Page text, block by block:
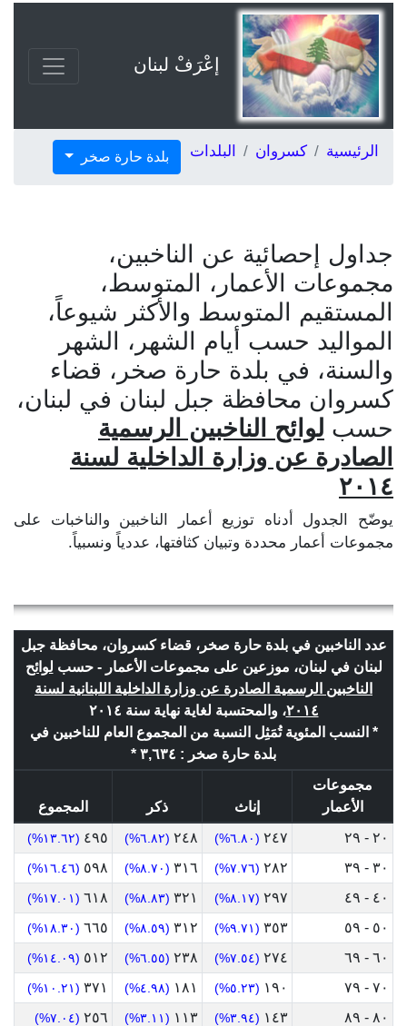
إعْرَفْ لبنان
الرئيسية كسروان البلدات بلدة حارة صخر
جداول إحصائية عن الناخبين،
مجموعات الأعمار، المتوسط،
المستقيم المتوسط والأكثر شيوعاً،
المواليد حسب أيام الشهر، الشهر
والسنة، في بلدة حارة صخر، قضاء
كسروان محافظة جبل لبنان في لبنان،
حسب لوائح الناخبين الرسمية
الصادرة عن وزارة الداخلية لسنة
٢٠١٤
يوضّح الجدول أدناه توزيع أعمار الناخبين والناخبات على
مجموعات أعمار محددة وتبيان كثافتها، عددياً ونسبياً.
عدد الناخبين في بلدة حارة صخر، قضاء كسروان، محافظة جبل
لبنان في لبنان، موزعين على مجموعات الأعمار - حسب لوائح
الناخبين الرسمية الصادرة عن وزارة الداخلية اللبنانية لسنة
٢٠١٤، والمحتسبة لغاية نهاية سنة ٢٠١٤
* النسب المئوية تُمَثِل النسبة من المجموع العام للناخبين في
بلدة حارة صخر : ٣,٦٣٤ *
مجموعات
الأعمار
إناث ذكر
المجموع
٢٠ - ٢٩
٢٤٧ (٦.٨٠%) ٢٤٨ (٦.٨٢%) ٤٩٥ (١٣.٦٢%)
٣٠ - ٣٩ ٢٨٢ (٧.٧٦%) ٣١٦ (٨.٧٠%) ٥٩٨ (١٦.٤٦%)
٤٠ - ٤٩ ٢٩٧ (٨.١٧%) ٣٢١ (٨.٨٣%) ٦١٨ (١٧.٠١%)
٥٠ - ٥٩ ٣٥٣ (٩.٧١%) ٣١٢ (٨.٥٩%) ٦٦٥ (١٨.٣٠%)
٦٠ - ٦٩ ٢٧٤ (٧.٥٤%) ٢٣٨ (٦.٥٥%) ٥١٢ (١٤.٠٩%)
٧٠ - ٧٩ ١٩٠ (٥.٢٣%) ١٨١ (٤.٩٨%) ٣٧١ (١٠.٢١%)
٨٠ - ٨٩ ١٤٣ (٣.٩٤%) ١١٣ (٣.١١%) ٢٥٦ (٧.٠٤%)